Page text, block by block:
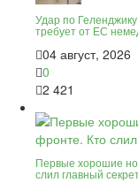
Удар по
требует от ЕС
04 август, 2026
0
2 421
Первые хорошие
слил главный